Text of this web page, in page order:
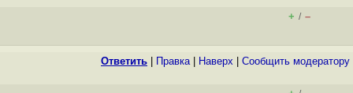
+ / –
Ответить Правка| Наверх Cообщить модератору